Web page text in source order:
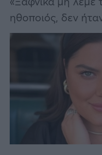
Αθλητικά
Υγεία
ηθοποιός, δεν